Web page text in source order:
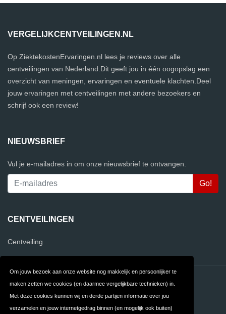
Om jouw bezoek aan onze website nog makkelijk en persoonlijker te
maken zetten we cookies (en daarmee vergelijkbare technieken) in.
Met deze cookies kunnen wij en derde partijen informatie over jou
verzamelen en jouw internetgedrag binnen (en mogelijk ook buiten)
VERGELIJKCENTVEILINGEN.NL
Op ZiektekostenErvaringen.nl lees je reviews over alle
centveilingen van Nederland.Dit geeft jou in één oogopslag een
overzicht van meningen, ervaringen en eventuele klachten.Deel
jouw ervaringen met centveilingen met andere bezoekers en
schrijf ook een review!
NIEUWSBRIEF
Vul je e-mailadres in om onze nieuwsbrief te ontvangen.
CENTVEILINGEN
Centveiling
Contact Privacy
Algemene FAQ